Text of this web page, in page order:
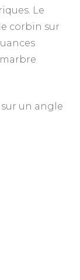
Le
corbin sur
un angle